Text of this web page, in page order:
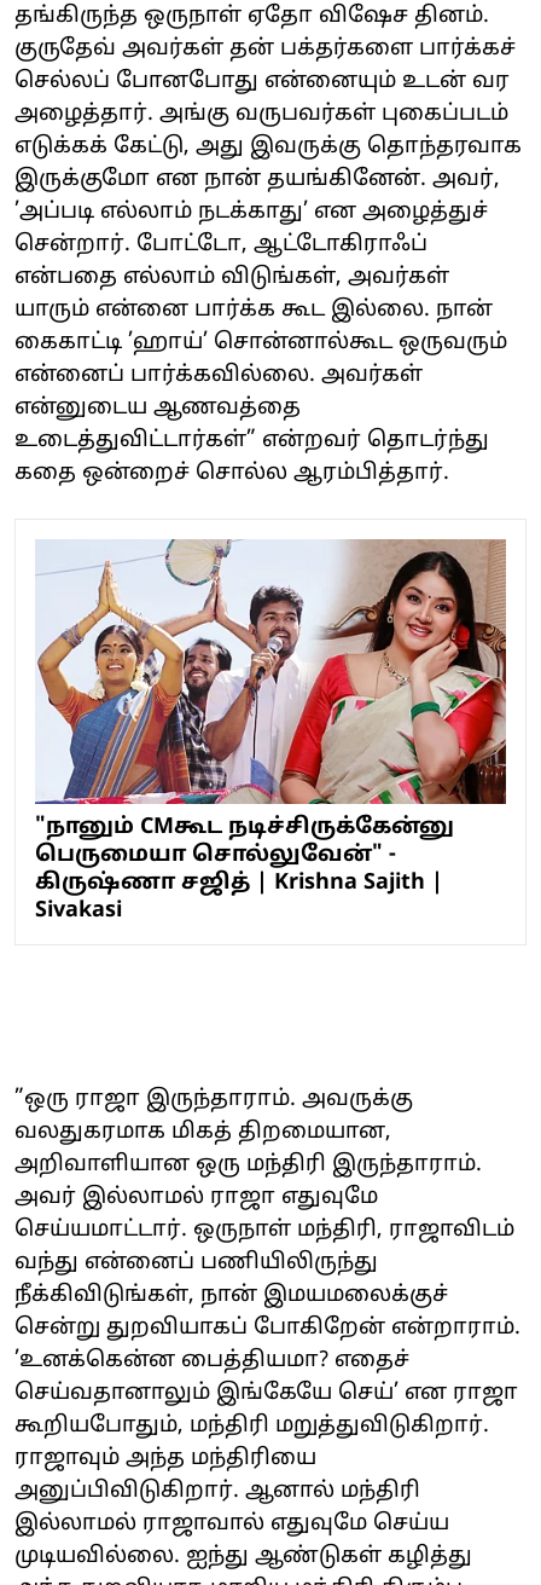
தங்கிருந்த ஒருநாள் ஏதோ விஷேச தினம்.
குருதேவ் அவர்கள் தன் பக்தர்களை பார்க்கச்
செல்லப் போனபோது என்னையும் உடன் வர
அழைத்தார். அங்கு வருபவர்கள் புகைப்படம்
எடுக்கக் கேட்டு, அது இவருக்கு தொந்தரவாக
இருக்குமோ என நான் தயங்கினேன். அவர்,
’அப்படி எல்லாம் நடக்காது’ என அழைத்துச்
சென்றார். போட்டோ, ஆட்டோகிராஃப்
என்பதை எல்லாம் விடுங்கள், அவர்கள்
யாரும் என்னை பார்க்க கூட இல்லை. நான்
கைகாட்டி ’ஹாய்’ சொன்னால்கூட ஒருவரும்
என்னைப் பார்க்கவில்லை. அவர்கள்
என்னுடைய ஆணவத்தை
உடைத்துவிட்டார்கள்” என்றவர் தொடர்ந்து
கதை ஒன்றைச் சொல்ல ஆரம்பித்தார்.
"நானும் CMகூட நடிச்சிருக்கேன்னு
பெருமையா சொல்லுவேன்" -
கிருஷ்ணா சஜித் | Krishna Sajith |
Sivakasi
”ஒரு ராஜா இருந்தாராம். அவருக்கு
வலதுகரமாக மிகத் திறமையான,
அறிவாளியான ஒரு மந்திரி இருந்தாராம்.
அவர் இல்லாமல் ராஜா எதுவுமே
செய்யமாட்டார். ஒருநாள் மந்திரி, ராஜாவிடம்
வந்து என்னைப் பணியிலிருந்து
நீக்கிவிடுங்கள், நான் இமயமலைக்குச்
சென்று துறவியாகப் போகிறேன் என்றாராம்.
’உனக்கென்ன பைத்தியமா? எதைச்
செய்வதானாலும் இங்கேயே செய்’ என ராஜா
கூறியபோதும், மந்திரி மறுத்துவிடுகிறார்.
ராஜாவும் அந்த மந்திரியை
அனுப்பிவிடுகிறார். ஆனால் மந்திரி
இல்லாமல் ராஜாவால் எதுவுமே செய்ய
முடியவில்லை. ஐந்து ஆண்டுகள் கழித்து